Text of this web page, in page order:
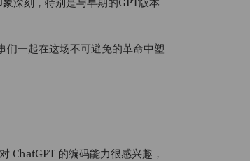
们一起在这场不可避免的革命中塑
ChatGPT 的编码能力很感兴趣，